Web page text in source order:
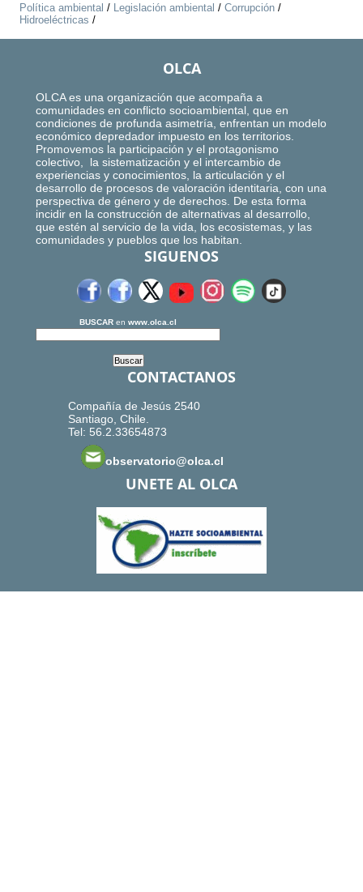
Política ambiental / Legislación ambiental / Corrupción /
Hidroeléctricas /
OLCA
OLCA es una organización que acompaña a
comunidades en conflicto socioambiental, que en
condiciones de profunda asimetría, enfrentan un modelo
económico depredador impuesto en los territorios.
Promovemos la participación y el protagonismo
colectivo, la sistematización y el intercambio de
experiencias y conocimientos, la articulación y el
desarrollo de procesos de valoración identitaria, con una
perspectiva de género y de derechos. De esta forma
incidir en la construcción de alternativas al desarrollo,
que estén al servicio de la vida, los ecosistemas, y las
comunidades y pueblos que los habitan.
SIGUENOS
BUSCAR en www.olca.cl
CONTACTANOS
Compañía de Jesús 2540
Santiago, Chile.
Tel: 56.2.33654873
observatorio@olca.cl
UNETE AL OLCA